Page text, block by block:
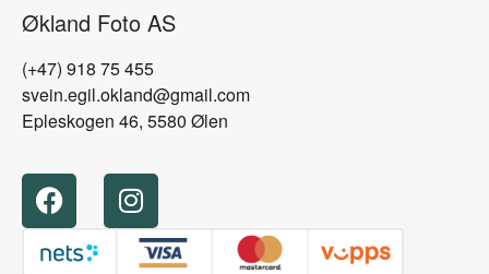
Økland Foto AS
(+47) 918 75 455
svein.egil.okland@gmail.com
Epleskogen 46, 5580 Ølen